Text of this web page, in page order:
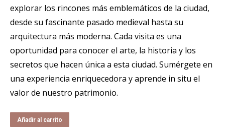
explorar los rincones más emblemáticos de la ciudad,
desde su fascinante pasado medieval hasta su
arquitectura más moderna. Cada visita es una
oportunidad para conocer el arte, la historia y los
secretos que hacen única a esta ciudad. Sumérgete en
una experiencia enriquecedora y aprende in situ el
valor de nuestro patrimonio.
Añadir al carrito